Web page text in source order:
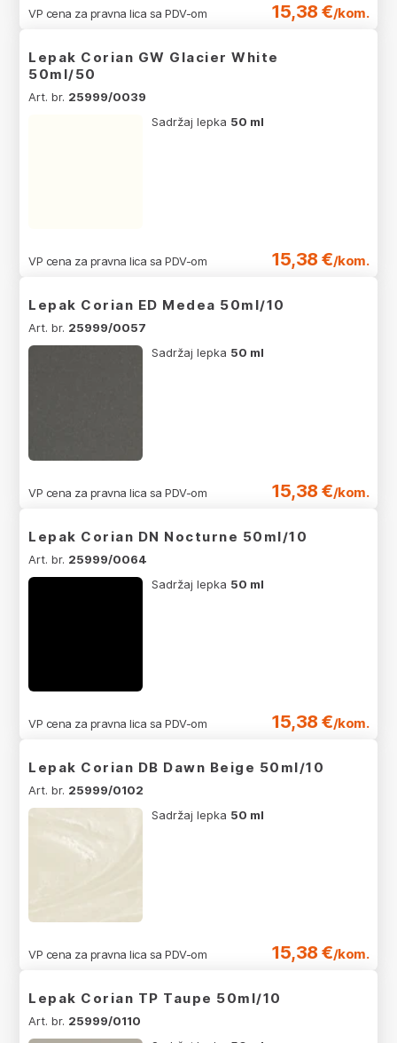
VP cena za pravna lica sa PDV-om 15,38 €/kom.
Lepak Corian GW Glacier White
50ml/50
Art. br. 25999/0039
Sadržaj lepka 50 ml
VP cena za pravna lica sa PDV-om 15,38 €/kom.
Lepak Corian ED Medea 50ml/10
Art. br. 25999/0057
Sadržaj lepka 50 ml
VP cena za pravna lica sa PDV-om 15,38 €/kom.
Lepak Corian DN Nocturne 50ml/10
Art. br. 25999/0064
Sadržaj lepka 50 ml
VP cena za pravna lica sa PDV-om 15,38 €/kom.
Lepak Corian DB Dawn Beige 50ml/10
Art. br. 25999/0102
Sadržaj lepka 50 ml
VP cena za pravna lica sa PDV-om 15,38 €/kom.
Lepak Corian TP Taupe 50ml/10
Art. br. 25999/0110